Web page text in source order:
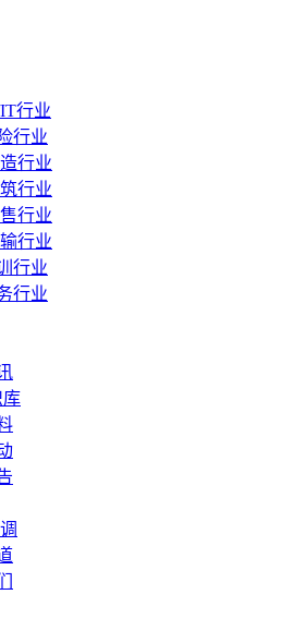
行业
行业
行业
行业
行业
行业
行业
行业
库